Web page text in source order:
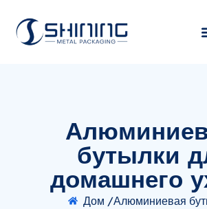
бутылки
домашнего
Дом /Алюминиевая